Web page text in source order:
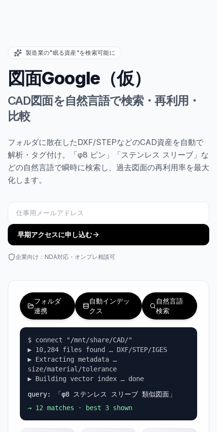
製造業の"眠る資産"を検索可能に
図面Google（仮）
CAD図面を自然言語で検索・再利用・
比較
フォルダに散在したDXF/STEPなどのCAD資産を自動で
解析・タグ付け。
「φ8 ピン」「ステンレス スリーブ」な
どの自然言語で瞬時に検索し、過去図面の再利用率を最大
化します。
早期アクセスに申し込む
企業向け：NDA対応・オンプレ相談可
フォルダ
連携
自動インデッ
クス
自然言語
検索
$ connect "/mnt/share/CAD/"
▶︎ 10,284 files found … DXF/STEP/IGES
▶︎ Extracting metadata …
size/material/tolerance
▶︎ Building vector index … done
query: 「φ8 ステンレス スリーブ 類似図面」
→ 12 matches · best 3 shown